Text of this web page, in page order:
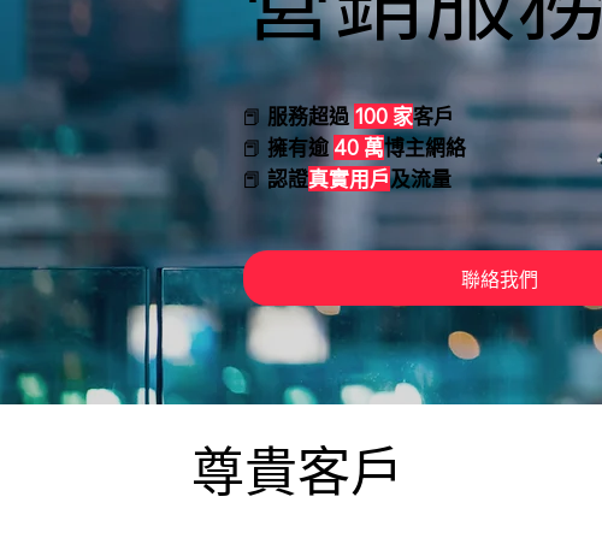
📕 服務超過 100 家客戶
📕擁有逾 40 萬博主網絡
📕認證真實用戶及流量
聯絡我們
尊貴客戶